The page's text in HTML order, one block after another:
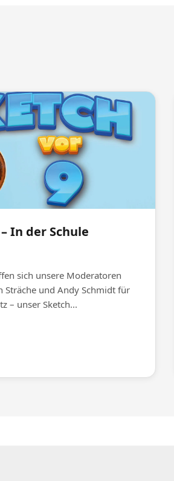
In der Schule
sich unsere Moderatoren
Sträche und Andy Schmidt für
– unser Sketch...